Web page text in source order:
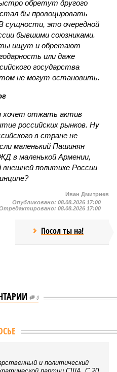
обретут другого
бы провоцировать
сущности, это очередной
бывшими союзниками.
ищут и обретают
или даже
государства
не могут остановить.
хочет отжать актив
российских рынков. Ну
в стране не
маленький Пашинян
в маленькой Армении,
политике России
Иван Дмитриев
Опубликовано: 08.08.2026 17:00
08.08.2026 17:00
Посол ты на!
0
и политический